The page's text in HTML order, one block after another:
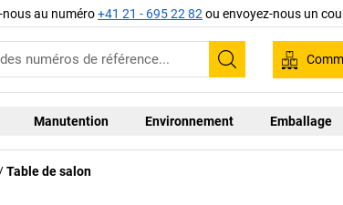
au numéro+41 21 - 695 22 82 ou envoyez-nous un
Recherche
Manutention Environnement Emballage
Table de salon